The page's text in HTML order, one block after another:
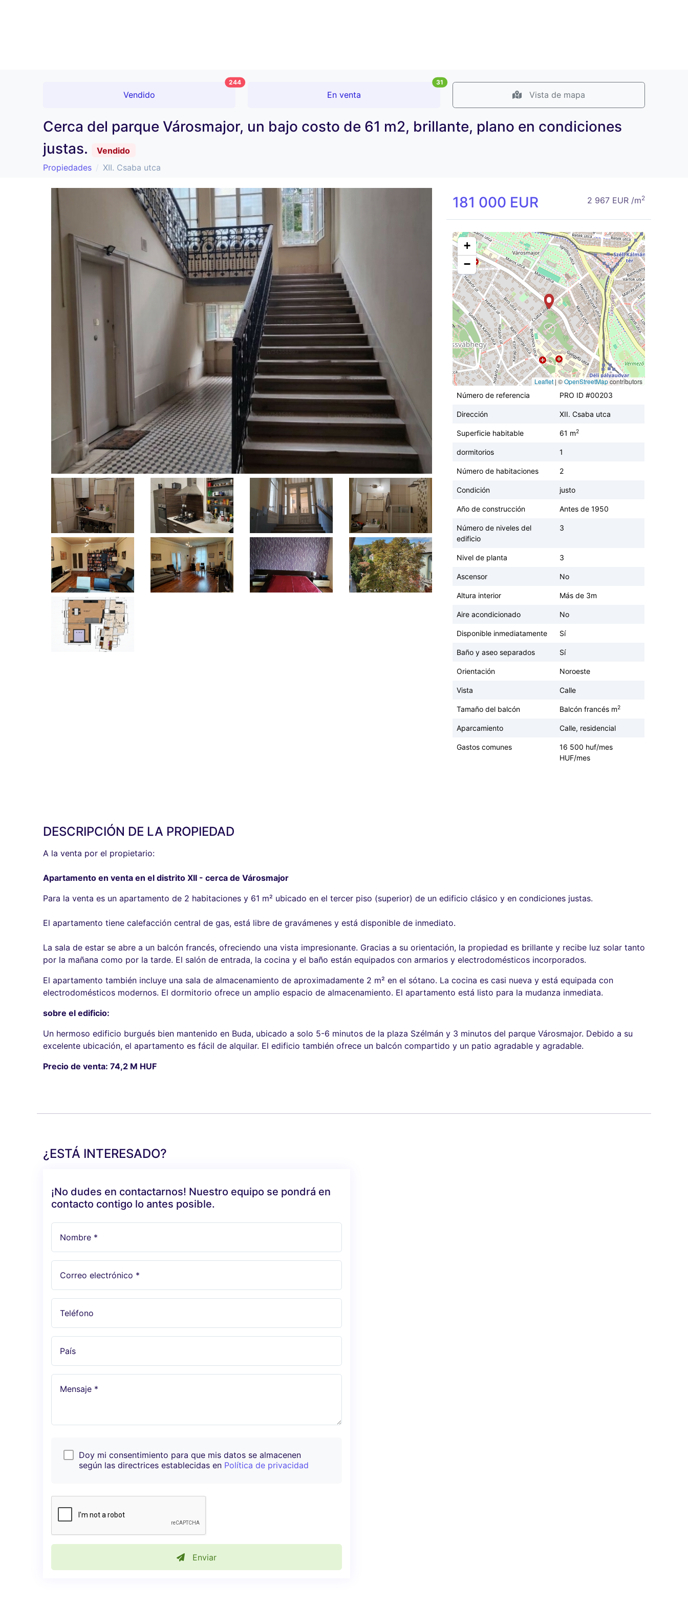
Vendido
244
En venta
31
Vista de mapa
Cerca del parque Városmajor, un bajo costo de 61 m2, brillante, plano en condiciones
justas.
Vendido
Propiedades
XII. Csaba utca
181 000 EUR 2 967 EUR /m2
+
−
Leaflet |©OpenStreetMapcontributors
Número de referencia
PRO ID #00203
Dirección XII. Csaba utca
Superficie habitable 61 m2
dormitorios 1
Número de habitaciones 2
Condición justo
Año de construcción Antes de 1950
Número de niveles del
edificio
3
Nivel de planta 3
Ascensor No
Altura interior Más de 3m
Aire acondicionado No
Disponible inmediatamente Sí
Baño y aseo separados Sí
Orientación Noroeste
Vista Calle
Tamaño del balcón Balcón francés m2
Aparcamiento Calle, residencial
Gastos comunes
16 500 huf/mes
HUF/mes
DESCRIPCIÓN DE LA PROPIEDAD
A la venta por el propietario:
Apartamento en venta en el distrito XII - cerca de Városmajor
Para la venta es un apartamento de 2 habitaciones y 61 m² ubicado en el tercer piso (superior) de un edificio clásico y en condiciones justas.
El apartamento tiene calefacción central de gas, está libre de gravámenes y está disponible de inmediato.
La sala de estar se abre a un balcón francés, ofreciendo una vista impresionante. Gracias a su orientación, la propiedad es brillante y recibe luz solar tanto
por la mañana como por la tarde. El salón de entrada, la cocina y el baño están equipados con armarios y electrodomésticos incorporados.
El apartamento también incluye una sala de almacenamiento de aproximadamente 2 m² en el sótano. La cocina es casi nueva y está equipada con
electrodomésticos modernos. El dormitorio ofrece un amplio espacio de almacenamiento. El apartamento está listo para la mudanza inmediata.
sobre el edificio:
Un hermoso edificio burgués bien mantenido en Buda, ubicado a solo 5-6 minutos de la plaza Szélmán y 3 minutos del parque Városmajor. Debido a su
excelente ubicación, el apartamento es fácil de alquilar. El edificio también ofrece un balcón compartido y un patio agradable y agradable.
Precio de venta: 74,2 M HUF
¿ESTÁ INTERESADO?
¡No dudes en contactarnos! Nuestro equipo se pondrá en
contacto contigo lo antes posible.
Nombre *
Correo electrónico *
Teléfono
País
Mensaje *
Doy mi consentimiento para que mis datos se almacenen
según las directrices establecidas en Política de privacidad
Enviar